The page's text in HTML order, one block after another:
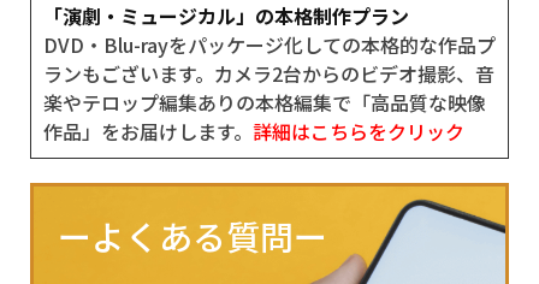
「演劇・ミュージカル」の本格制作プラン
DVD・Blu-rayをパッケージ化しての本格的な作品プ
ランもございます。カメラ2台からのビデオ撮影、音
楽やテロップ編集ありの本格編集で「高品質な映像
作品」をお届けします。 詳細はこちらをクリック
ーよくある質問ー